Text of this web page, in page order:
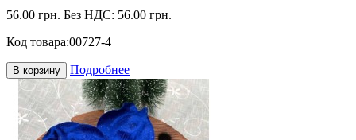
56.00 грн. Без НДС: 56.00 грн.
Код товара:00727-4
В корзину Подробнее